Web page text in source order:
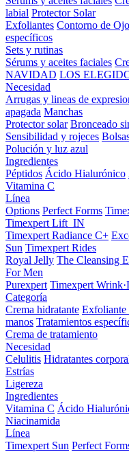
labial Protector Solar
Exfoliantes Contorno de
específicos
Sets y rutinas
Sérums y aceites faciales
NAVIDAD LOS
Necesidad
Arrugas y lineas de
apagada Manchas
Protector solar Bronceado
Sensibilidad y rojeces
Polución y luz azul
Ingredientes
Péptidos Ácido Hialurónico
Vitamina C
Línea
Options Perfect Forms
Timexpert Lift_IN
Timexpert Radiance C+
Sun Timexpert Rides
Royal Jelly The Cleansing
For Men
Purexpert Timexpert
Categoría
Crema hidratante Exfoliante
manos Tratamientos
Crema de tratamiento
Necesidad
Celulitis Hidratantes
Estrías
Ligereza
Ingredientes
Vitamina C Ácido
Niacinamida
Línea
Timexpert Sun Perfect